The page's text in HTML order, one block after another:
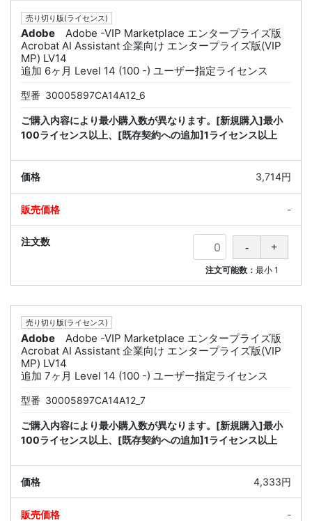
売り切り版(ライセンス)
Adobe
Adobe -VIP Marketplace エンタープライズ版
Acrobat AI Assistant 企業向け エンタープライズ版(VIP
MP) LV14
追加 6ヶ月 Level 14 (100 -) ユーザー指定ライセンス
型番 30005897CA14A12_6
ご購入内容により最小購入数が異なります。[新規購入]最小
100ライセンス以上、[既存契約への追加]1ライセンス以上
3,714円
-
注文可能数：最小 1
売り切り版(ライセンス)
Adobe
Adobe -VIP Marketplace エンタープライズ版
Acrobat AI Assistant 企業向け エンタープライズ版(VIP
MP) LV14
追加 7ヶ月 Level 14 (100 -) ユーザー指定ライセンス
型番 30005897CA14A12_7
ご購入内容により最小購入数が異なります。[新規購入]最小
100ライセンス以上、[既存契約への追加]1ライセンス以上
4,333円
-